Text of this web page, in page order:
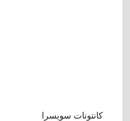
كانتونات سويسرا